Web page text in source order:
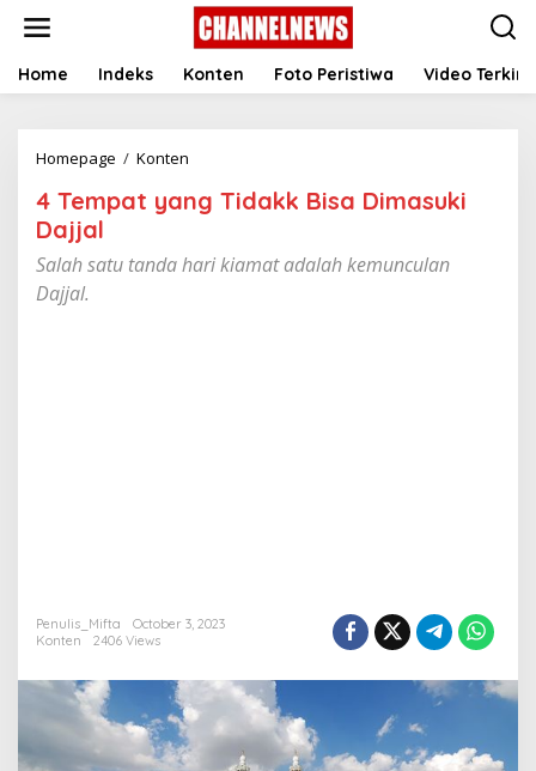
t
Home Indeks Konten Foto Peristiwa Video Terkini
Homepage / Konten
e
a
i
a
u
k
4 Tempat yang Tidakk Bisa Dimasuki
Dajjal
Salah satu tanda hari kiamat adalah kemunculan
Dajjal.
Penulis_Mifta
October 3, 2023
Konten
2406 Views